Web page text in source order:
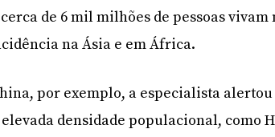
cerca de 6 mil milhões de pessoas vivam
na Ásia e em África.
por exemplo, a especialista
densidade populacional, como